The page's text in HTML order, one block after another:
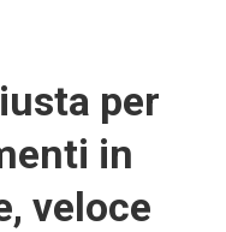
per
in
veloce